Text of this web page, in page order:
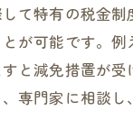
て特有の税金
が可能です。
と減免措置が
専門家に相談